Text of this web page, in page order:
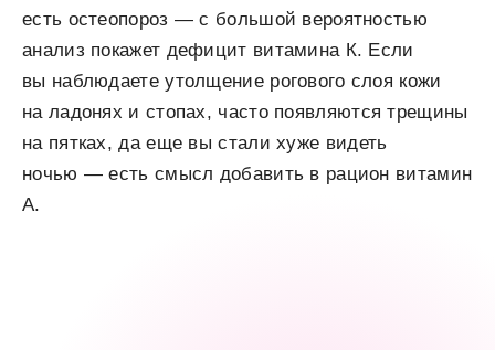
есть остеопороз — с большой вероятностью
анализ покажет дефицит витамина К. Если
вы наблюдаете утолщение рогового слоя кожи
на ладонях и стопах, часто появляются трещины
на пятках, да еще вы стали хуже видеть
ночью — есть смысл добавить в рацион витамин
А.